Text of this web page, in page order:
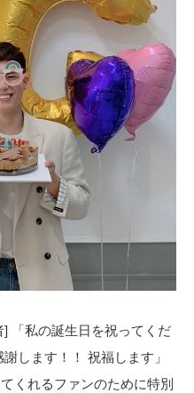
「私の誕生日を祝ってくだ
します！！ 祝福します」
くれるファンのために特別